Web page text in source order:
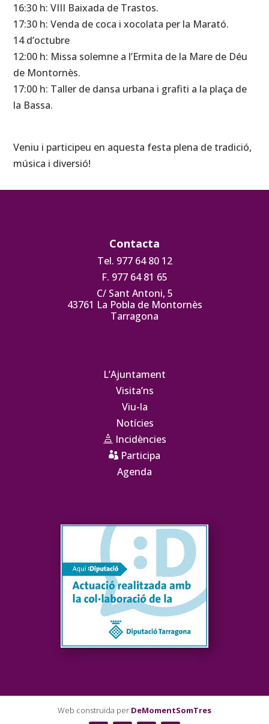
16:30 h: VIII Baixada de Trastos.
17:30 h: Venda de coca i xocolata per la Marató.
14 d’octubre
12:00 h: Missa solemne a l’Ermita de la Mare de Déu
de Montornès.
17:00 h: Taller de dansa urbana i grafiti a la plaça de
la Bassa.
Veniu i participeu en aquesta festa plena de tradició,
música i diversió!
Contacta
Tel. 977 64 80 12
F. 977 64 81 65
C/ Sant Antoni, 5
43761 La Pobla de Montornès
Tarragona
L’Ajuntament
Visita’ns
Viu-la
Notícies
 Incidències
 Participa
Agenda
Web construïda per DeMomentSomTres